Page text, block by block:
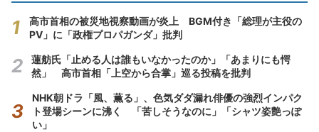
高市首相の被災地視察動画が炎上 BGM付き「総理が主役の
PV」に「政権プロパガンダ」批判
蓮舫氏「止める人は誰もいなかったのか」「あまりにも愕
然」 高市首相「上空から合掌」巡る投稿を批判
NHK朝ドラ「風、薫る」、色気ダダ漏れ俳優の強烈インパク
ト登場シーンに沸く 「苦しそうなのに」「シャツ姿艶っぽ
い」